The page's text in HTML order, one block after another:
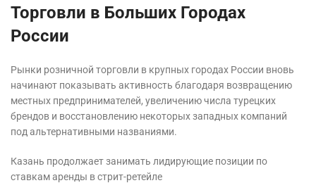
Торговли в Больших Городах
России
Рынки розничной торговли в крупных городах России вновь
начинают показывать активность благодаря возвращению
местных предпринимателей, увеличению числа турецких
брендов и восстановлению некоторых западных компаний
под альтернативными названиями.
Казань продолжает занимать лидирующие позиции по
ставкам аренды в стрит-ретейле